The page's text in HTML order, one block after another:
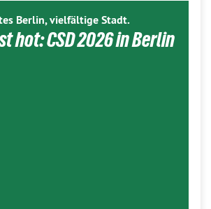
Berlin, vielfältige Stadt.
hot: CSD 2026 in Berlin